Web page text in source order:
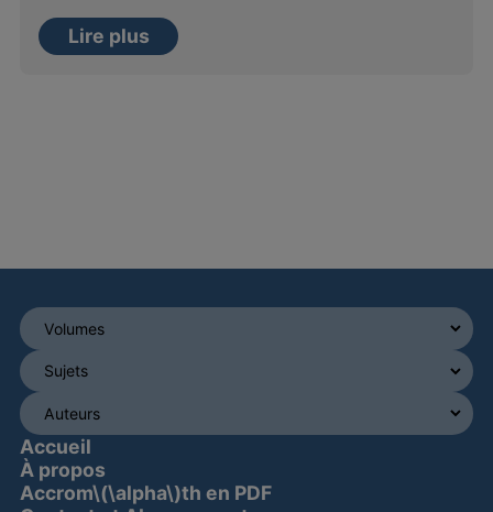
Lire plus
Accueil
À propos
Accrom\(\alpha\)th en PDF